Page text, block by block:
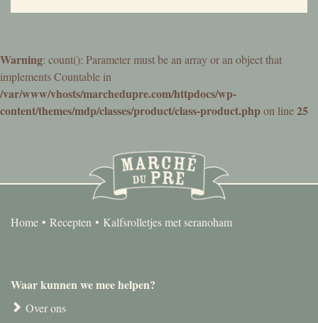
Warning: count(): Parameter must be an array or an object that
implements Countable in
/var/www/vhosts/marchedupre.com/httpdocs/wp-
content/themes/mdp/classes/product/class-product.phpon line25
Home Recepten Kalfsrolletjes met seranoham
Waar kunnen we mee helpen?
Over ons